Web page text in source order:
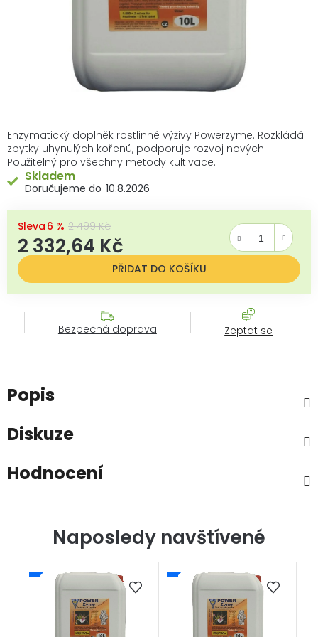
Enzymatický doplněk rostlinné výživy Powerzyme. Rozkládá
zbytky uhynulých kořenů, podporuje rozvoj nových.
Použitelný pro všechny metody kultivace.
Skladem
10.8.2026
2 499 Kč
–6 %
2 332,64 Kč
Měrná cena:
PŘIDAT DO KOŠÍKU
Bezpečná doprava Zeptat se
Popis
Diskuze
Hodnocení
Naposledy navštívené